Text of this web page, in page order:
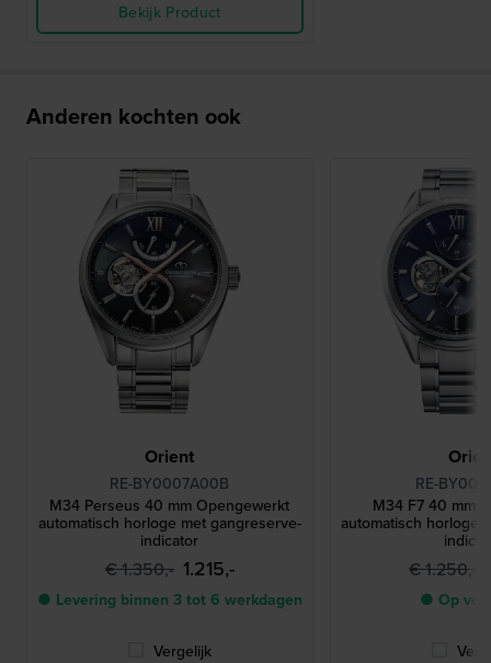
Bekijk Product
Anderen kochten ook
Orient
RE-BY0007A00B
M34 Perseus 40 mm Opengewerkt
automatisch horloge met gangreserve-
indicator
€ 1.350,- 1.215,-
● Levering binnen 3 tot 6 werkdagen
Vergelijk
RE-
M34 F7 40 mm
automatisch horloge
€ 1.250,-
● Op